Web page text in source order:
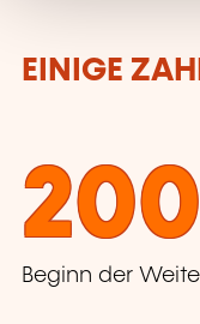
EINIGE
Beginn der